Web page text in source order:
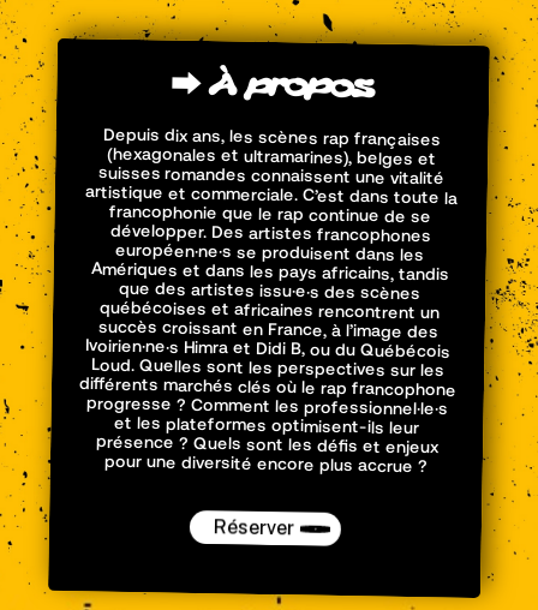
⮕ Àpropos
Depuis dix ans, les scènes rap françaises
(hexagonales et ultramarines), belges et
suisses romandes connaissent une vitalité
artistique et commerciale. C’est dans toute la
francophonie que le rap continue de se
développer. Des artistes francophones
européen·ne·s se produisent dans les
Amériques et dans les pays africains, tandis
que des artistes issu·e·s des scènes
québécoises et africaines rencontrent un
succès croissant en France, à l’image des
Ivoirien·ne·s Himra et Didi B, ou du Québécois
Loud. Quelles sont les perspectives sur les
différents marchés clés où le rap francophone
progresse ? Comment les professionnel·le·s
et les plateformes optimisent-ils leur
présence ? Quels sont les défis et enjeux
pour une diversité encore plus accrue ?
Réserver